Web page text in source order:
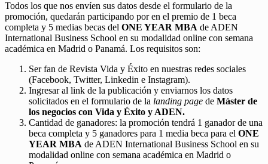
Todos los que nos envíen sus datos desde el formulario de la
promoción, quedarán participando por en el premio de 1 beca
completa y 5 medias becas del ONE YEAR MBA de ADEN
International Business School en su modalidad online con semana
académica en Madrid o Panamá. Los requisitos son:
Ser fan de Revista Vida y Éxito en nuestras redes sociales
(Facebook, Twitter, Linkedin e Instagram).
Ingresar al link de la publicación y enviarnos los datos
solicitados en el formulario de la landing page de Máster de
los negocios con Vida y Éxito y ADEN.
Cantidad de ganadores: la promoción tendrá 1 ganador de una
beca completa y 5 ganadores para 1 media beca para el ONE
YEAR MBA de ADEN International Business School en su
modalidad online con semana académica en Madrid o